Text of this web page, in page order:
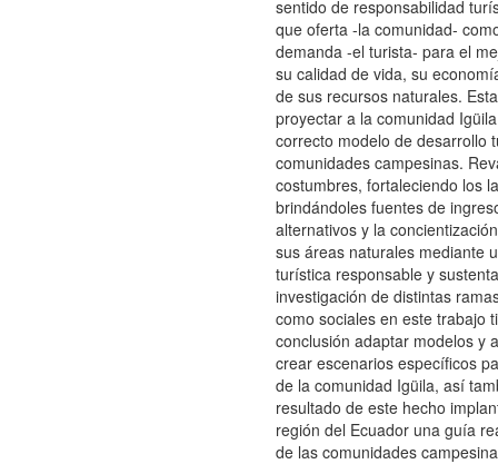
sentido de responsabilidad
que oferta -la comunidad-
demanda -el turista- para el
su calidad de vida, su
de sus recursos naturales.
proyectar a la comunidad
correcto modelo de desarrollo
comunidades campesinas.
costumbres, fortaleciendo los
brindándoles fuentes de
alternativos y la
sus áreas naturales mediante
turística responsable y
investigación de distintas
como sociales en este trabajo
conclusión adaptar modelos y
crear escenarios específicos
de la comunidad Igüila, así
resultado de este hecho
región del Ecuador una guía
de las comunidades